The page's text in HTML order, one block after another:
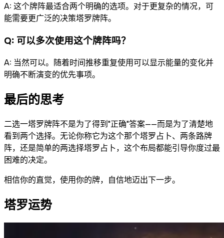
A: 这个牌阵最适合两个明确的选项。对于更复杂的情况，可
能需要更广泛的决策塔罗牌阵。
Q: 可以多次使用这个牌阵吗？
A: 当然可以。随着时间推移重复使用可以显示能量的变化并
明确不断演变的优先事项。
最后的思考
二选一塔罗牌阵不是为了得到"正确"答案——而是为了清楚地
看到两个选择。无论你称它为这个那个塔罗占卜、两条路牌
阵，还是简单的两选择塔罗占卜，这个布局都能引导你度过最
困难的决定。
相信你的直觉，使用你的牌，自信地迈出下一步。
塔罗运势